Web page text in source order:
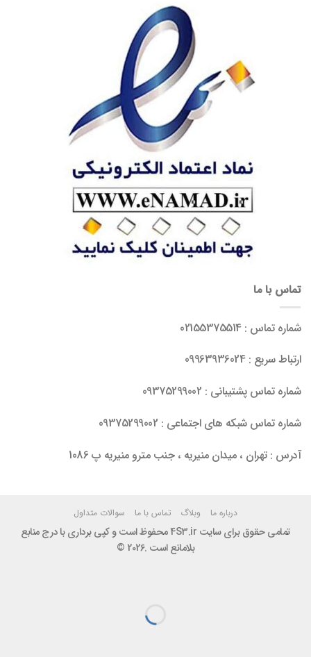
تماس با ما
شماره تماس : 02155375514
ارتباط سریع : 09963936024
شماره تماس پشتیبانی : 09375299002
شماره تماس شبکه های اجتماعی : 09375299002
آدرس : تهران ، میدان منیریه ، جنب مترو منیریه پ 1086
درباره ما وبلاگ تماس با ما سوالات متداول
تمامی حقوق برای سایت 4S3.ir محفوظ است و کپی برداری با درج منابع
بلامانع است .2026 ©